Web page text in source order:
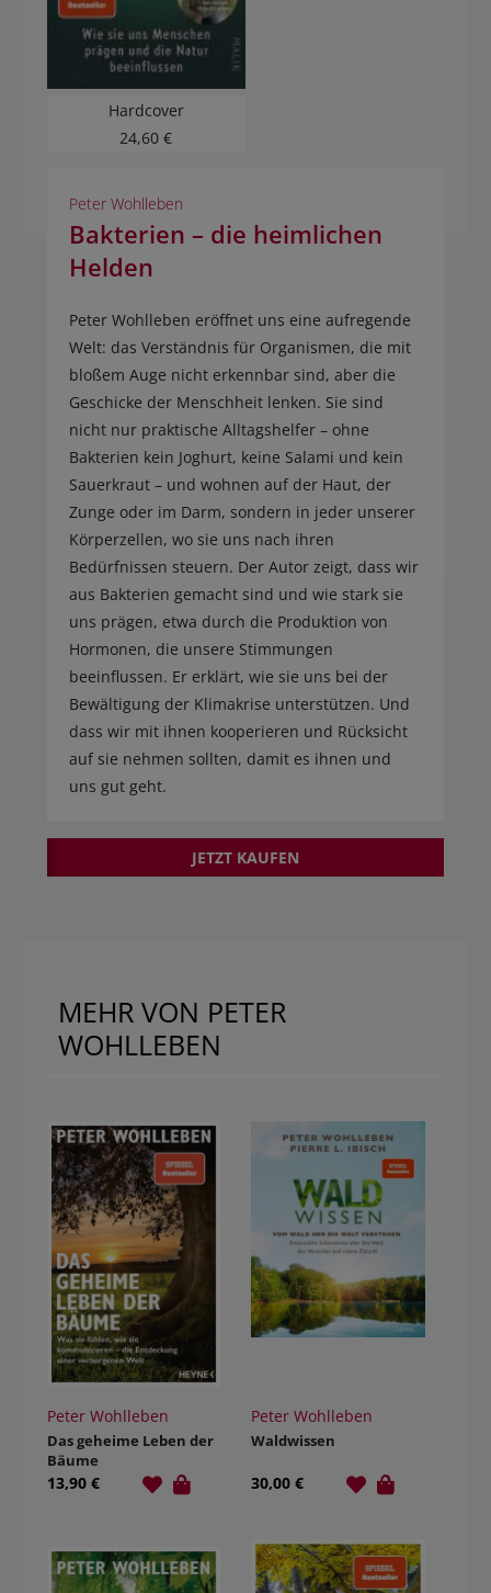
Hardcover
24,60 €
Peter Wohlleben
Bakterien – die heimlichen
Helden
Peter Wohlleben eröffnet uns eine aufregende
Welt: das Verständnis für Organismen, die mit
bloßem Auge nicht erkennbar sind, aber die
Geschicke der Menschheit lenken. Sie sind
nicht nur praktische Alltagshelfer – ohne
Bakterien kein Joghurt, keine Salami und kein
Sauerkraut – und wohnen auf der Haut, der
Zunge oder im Darm, sondern in jeder unserer
Körperzellen, wo sie uns nach ihren
Bedürfnissen steuern. Der Autor zeigt, dass wir
aus Bakterien gemacht sind und wie stark sie
uns prägen, etwa durch die Produktion von
Hormonen, die unsere Stimmungen
beeinflussen. Er erklärt, wie sie uns bei der
Bewältigung der Klimakrise unterstützen. Und
dass wir mit ihnen kooperieren und Rücksicht
auf sie nehmen sollten, damit es ihnen und
uns gut geht.
JETZT KAUFEN
MEHR VON PETER
WOHLLEBEN
Peter Wohlleben
Das geheime Leben der
Bäume
13,90 €
Peter Wohlleben
Waldwissen
30,00 €